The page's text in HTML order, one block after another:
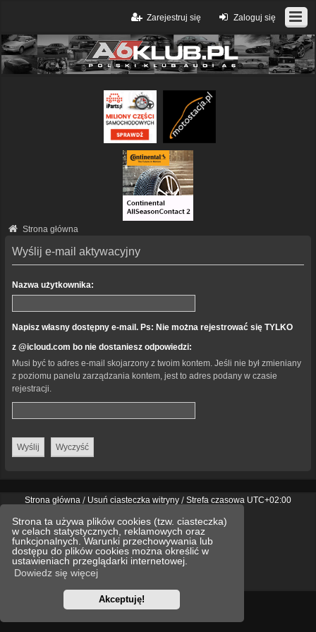
Strona ta używa plików cookies (tzw. ciasteczka)
w celach statystycznych, reklamowych oraz
funkcjonalnych. Warunki przechowywania lub
dostępu do plików cookies można określić w
ustawieniach przeglądarki internetowej.
Dowiedz się więcej
Akceptuję!
Zaloguj się
Zarejestruj się
Strona główna
Wyślij e-mail aktywacyjny
Nazwa użytkownika:
Napisz własny dostępny e-mail. Ps: Nie można rejestrować się TYLKO
z @icloud.com bo nie dostaniesz odpowiedzi:
Musi być to adres e-mail skojarzony z twoim kontem. Jeśli nie był zmieniany
z poziomu panelu zarządzania kontem, jest to adres podany w czasie
rejestracji.
Strona główna Usuń ciasteczka witryny Strefa czasowa UTC+02:00
Polski pakiet językowy dostarcza phpBB.pl
Stylewe_universalcreated by INVENTEA & v12mike
Optimized by:phpBB SEO
Zasady ochrony danych osobowych